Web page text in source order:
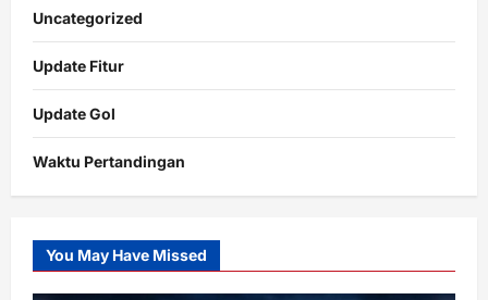
Uncategorized
Update Fitur
Update Gol
Waktu Pertandingan
Slot
Gacor
You May Have Missed